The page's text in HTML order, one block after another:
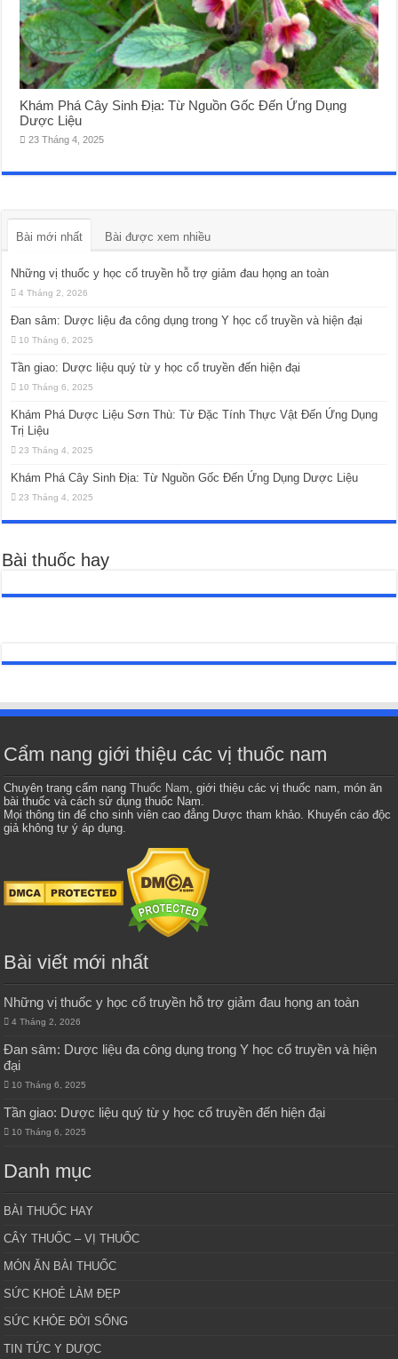
Khám Phá Cây Sinh Địa: Từ Nguồn Gốc Đến Ứng Dụng
Dược Liệu
23 Tháng 4, 2025
Bài mới nhất Bài được xem nhiều
Những vị thuốc y học cổ truyền hỗ trợ giảm đau họng an toàn
4 Tháng 2, 2026
Đan sâm: Dược liệu đa công dụng trong Y học cổ truyền và hiện đại
10 Tháng 6, 2025
Tần giao: Dược liệu quý từ y học cổ truyền đến hiện đại
10 Tháng 6, 2025
Khám Phá Dược Liệu Sơn Thù: Từ Đặc Tính Thực Vật Đến Ứng Dụng
Trị Liệu
23 Tháng 4, 2025
Khám Phá Cây Sinh Địa: Từ Nguồn Gốc Đến Ứng Dụng Dược Liệu
23 Tháng 4, 2025
Bài thuốc hay
Cẩm nang giới thiệu các vị thuốc nam
Chuyên trang cẩm nangThuốc Nam, giới thiệu các vị thuốc nam, món ăn
bài thuốc và cách sử dụng thuốc Nam.
Mọi thông tin để cho sinh viên cao đẳng Dược tham khảo. Khuyến cáo độc
giả không tự ý áp dụng.
Bài viết mới nhất
Những vị thuốc y học cổ truyền hỗ trợ giảm đau họng an toàn
4 Tháng 2, 2026
Đan sâm: Dược liệu đa công dụng trong Y học cổ truyền và hiện
đại
10 Tháng 6, 2025
Tần giao: Dược liệu quý từ y học cổ truyền đến hiện đại
10 Tháng 6, 2025
Danh mục
BÀI THUỐC HAY
CÂY THUỐC – VỊ THUỐC
MÓN ĂN BÀI THUỐC
SỨC KHOẺ LÀM ĐẸP
SỨC KHỎE ĐỜI SỐNG
TIN TỨC Y DƯỢC